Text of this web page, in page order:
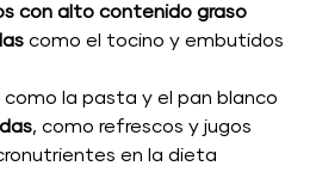
con alto contenido graso
como el tocino y embutidos
como la pasta y el pan blanco
, como refrescos y jugos
en la dieta